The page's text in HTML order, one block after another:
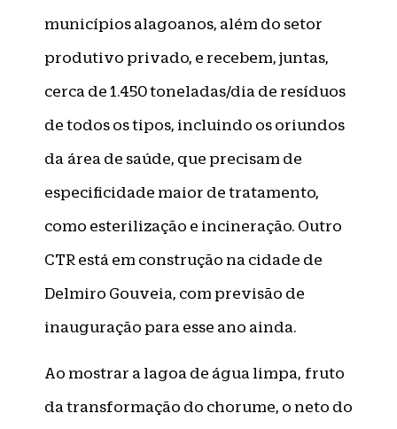
municípios alagoanos, além do setor
produtivo privado, e recebem, juntas,
cerca de 1.450 toneladas/dia de resíduos
de todos os tipos, incluindo os oriundos
da área de saúde, que precisam de
especificidade maior de tratamento,
como esterilização e incineração. Outro
CTR está em construção na cidade de
Delmiro Gouveia, com previsão de
inauguração para esse ano ainda.
Ao mostrar a lagoa de água limpa, fruto
da transformação do chorume, o neto do